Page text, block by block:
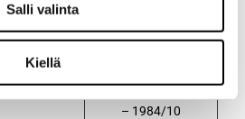
Salli valinta
Kiellä
vm.1979/8
– 1984/10